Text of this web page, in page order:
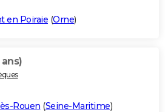
en Poiraie (Orne)
Rouen (Seine-Maritime)